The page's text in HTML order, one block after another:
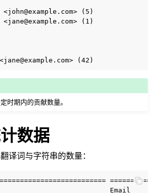
<john@example.com> (5)
<jane@example.com> (1)
时期内的贡献数量。
数据
译词与字符串的数量：
Email